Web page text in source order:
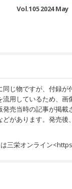
Vol.105 2024 May
じ物ですが、付録
用しているため、
売当時の記事が掲
があります。発売
三栄オンライン<